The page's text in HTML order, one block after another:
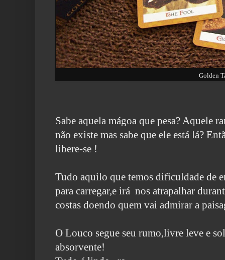
Golden
Sabe aquela mágoa que pesa? Aquele
não existe mas sabe que ele está lá?
libere-se !
Tudo aquilo que temos dificuldade de
para carregar,e irá nos atrapalhar
costas doendo quem vai admirar a
O Louco segue seu rumo,livre leve e
absorvente!